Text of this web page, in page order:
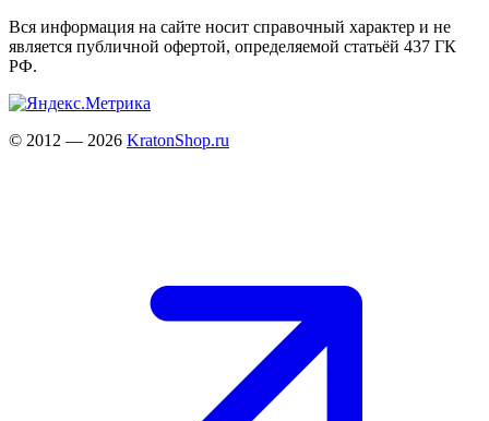
Вся информация на сайте носит справочный характер и не
является публичной офертой, определяемой статьёй 437 ГК
РФ.
© 2012 — 2026 KratonShop.ru